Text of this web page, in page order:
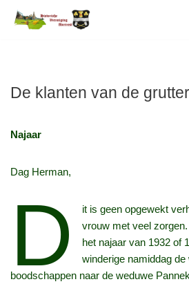
inhoud
De klanten van de
Najaar
Dag Herman,
D
it is geen opgewekt
vrouw met veel
het najaar van 1932 of
winderige namiddag
boodschappen naar de weduwe